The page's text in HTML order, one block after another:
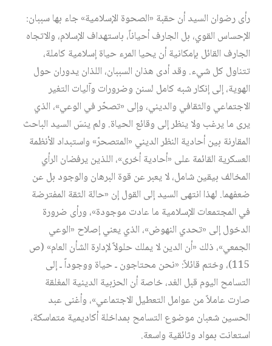
رأى رضوان السيد أن حقبة «الصحوة الإسلامية» جاء بها سببان:
الإحساس القوي، بل الجارف أحياناً، باستهداف الإسلام، والاتجاه
الجارف القائل بإمكانية أن يحيا المرء حياة إسلامية كاملة،
تتناول كل شيء. وقد أدى هذان السببان، اللذان يدوران حول
الهوية، إلى إنكار شبه كامل لسنن وضرورات وآليات التغير
الاجتماعي والثقافي والديني، وإلى «تصحّر في الوعي»، الذي
يرى ما يرغب ولا ينظر إلى وقائع الحياة. ولم ينسَ السيد الباحث
المقارنة بين أحادية النظر الديني «المتصحرّ» واستبداد الأنظمة
العسكرية القائمة على «أحادية أخرى»، اللذين يرفضان الرأي
المخالف بيقين شامل، لا يعبر عن قوة البرهان والوجود بل عن
ضعفهما. لهذا انتهى السيد إلى القول إن «حالة الثقة المفترضة
في المجتمعات الإسلامية ما عادت موجودة»، ورأى ضرورة
الدخول إلى «تحدي النهوض»، الذي يعني إصلاح «الوعي
الجمعي»، ذلك «أن الدين لا يملك حلولاً لإدارة الشأن العام» (ص
115)، وختم قائلاً: «نحن محتاجون ـ حياة ووجوداً ـ إلى
التسامح اليوم قبل الغد، خاصة أن الحزبية الدينية المغلقة
صارت عاملاً من عوامل التعطيل الاجتماعي»، وأغنى عبد
الحسين شعبان موضوع التسامح بمداخلة أكاديمية متماسكة،
استعانت بمواد وثائقية واسعة.